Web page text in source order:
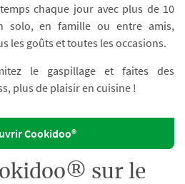
chaque jour avec plus de 10
solo, en famille ou entre amis,
les goûts et toutes les occasions.
le gaspillage et faites des
plus de plaisir en cuisine !
Cookidoo®
sur le